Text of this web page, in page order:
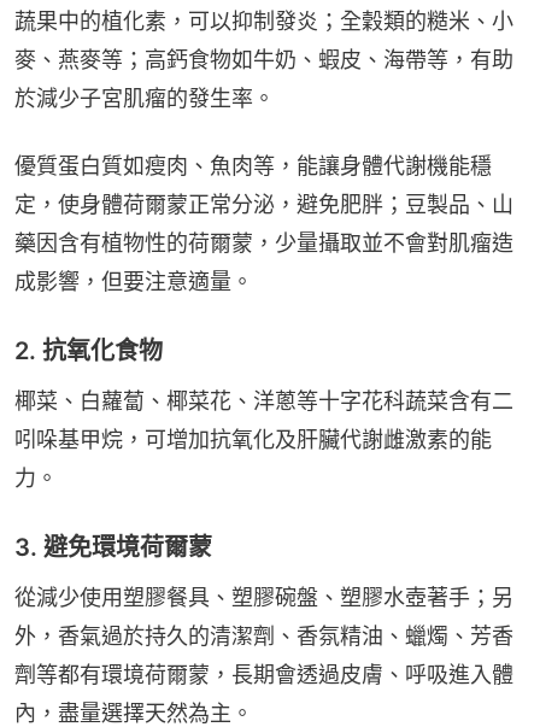
蔬果中的植化素，可以抑制發炎；全穀類的糙米、小
麥、燕麥等；高鈣食物如牛奶、蝦皮、海帶等，有助
於減少子宮肌瘤的發生率。
優質蛋白質如瘦肉、魚肉等，能讓身體代謝機能穩
定，使身體荷爾蒙正常分泌，避免肥胖；豆製品、山
藥因含有植物性的荷爾蒙，少量攝取並不會對肌瘤造
成影響，但要注意適量。
2. 抗氧化食物
椰菜、白蘿蔔、椰菜花、洋蔥等十字花科蔬菜含有二
吲哚基甲烷，可增加抗氧化及肝臟代謝雌激素的能
力。
3. 避免環境荷爾蒙
從減少使用塑膠餐具、塑膠碗盤、塑膠水壺著手；另
外，香氣過於持久的清潔劑、香氛精油、蠟燭、芳香
劑等都有環境荷爾蒙，長期會透過皮膚、呼吸進入體
內，盡量選擇天然為主。